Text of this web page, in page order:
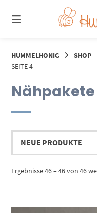
zum
Inhalt
HUMMELHONIG SHOP
SEITE 4
Nähpakete
Ergebnisse 46 – 46 von 46